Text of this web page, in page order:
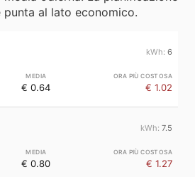
al lato economico.
6
€ 0.64 € 1.02
7.5
€ 0.80 € 1.27